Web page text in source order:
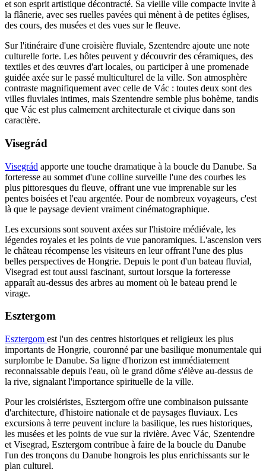
et son esprit artistique décontracté. Sa vieille ville compacte invite à
la flânerie, avec ses ruelles pavées qui mènent à de petites églises,
des cours, des musées et des vues sur le fleuve.
Sur l'itinéraire d'une croisière fluviale, Szentendre ajoute une note
culturelle forte. Les hôtes peuvent y découvrir des céramiques, des
textiles et des œuvres d'art locales, ou participer à une promenade
guidée axée sur le passé multiculturel de la ville. Son atmosphère
contraste magnifiquement avec celle de Vác : toutes deux sont des
villes fluviales intimes, mais Szentendre semble plus bohème, tandis
que Vác est plus calmement architecturale et civique dans son
caractère.
Visegrád
Visegrád apporte une touche dramatique à la boucle du Danube. Sa
forteresse au sommet d'une colline surveille l'une des courbes les
plus pittoresques du fleuve, offrant une vue imprenable sur les
pentes boisées et l'eau argentée. Pour de nombreux voyageurs, c'est
là que le paysage devient vraiment cinématographique.
Les excursions sont souvent axées sur l'histoire médiévale, les
légendes royales et les points de vue panoramiques. L'ascension vers
le château récompense les visiteurs en leur offrant l'une des plus
belles perspectives de Hongrie. Depuis le pont d'un bateau fluvial,
Visegrad est tout aussi fascinant, surtout lorsque la forteresse
apparaît au-dessus des arbres au moment où le bateau prend le
virage.
Esztergom
Esztergom est l'un des centres historiques et religieux les plus
importants de Hongrie, couronné par une basilique monumentale qui
surplombe le Danube. Sa ligne d'horizon est immédiatement
reconnaissable depuis l'eau, où le grand dôme s'élève au-dessus de
la rive, signalant l'importance spirituelle de la ville.
Pour les croisiéristes, Esztergom offre une combinaison puissante
d'architecture, d'histoire nationale et de paysages fluviaux. Les
excursions à terre peuvent inclure la basilique, les rues historiques,
les musées et les points de vue sur la rivière. Avec Vác, Szentendre
et Visegrad, Esztergom contribue à faire de la boucle du Danube
l'un des tronçons du Danube hongrois les plus enrichissants sur le
plan culturel.